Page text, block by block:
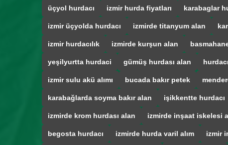
üçyol hurdacı izmir hurda fiyatları karabaglar
izmir üçyolda hurdacı izmirde titanyum alan
izmir hurdacılık izmirde kurşun alan
yeşilyurtta hurdaci gümüş hurdası alan
izmir sulu akü alımı bucada bakır petek
karabağlarda soyma bakır alan işikkentte hurdacı
izmirde krom hurdası alan izmirde inşaat iskelesi
begosta hurdacı izmirde hurda varil alım izmir